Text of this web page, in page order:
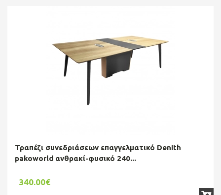
Τραπέζι συνεδριάσεων επαγγελματικό Denith
pakoworld ανθρακί-φυσικό 240...
340.00€